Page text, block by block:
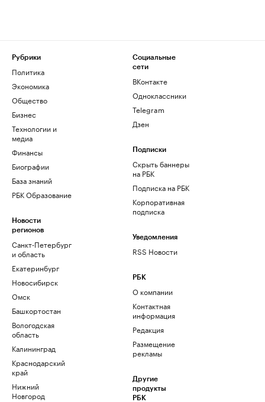
Рубрики
Политика
Экономика
Общество
Бизнес
Технологии и
медиа
Финансы
Биографии
База знаний
РБК Образование
Новости
регионов
Санкт-Петербург
и область
Екатеринбург
Новосибирск
Омск
Башкортостан
Вологодская
область
Калининград
Краснодарский
край
Нижний
Новгород
Социальные
сети
ВКонтакте
Одноклассники
Telegram
Дзен
Подписки
Скрыть баннеры
на РБК
Подписка на РБК
Корпоративная
подписка
Уведомления
RSS Новости
РБК
О компании
Контактная
информация
Редакция
Размещение
рекламы
Другие
продукты
РБК